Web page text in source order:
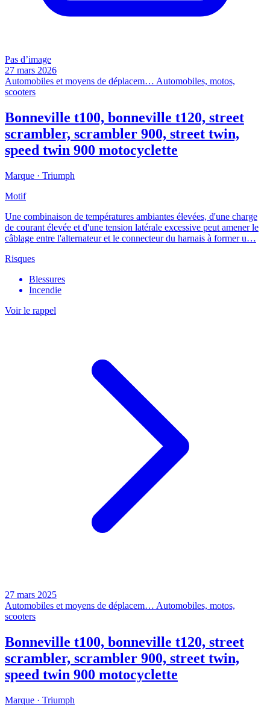
Pas d’image
27 mars 2026
Automobiles et moyens de déplacem… Automobiles, motos,
scooters
Bonneville t100, bonneville t120, street
scrambler, scrambler 900, street twin,
speed twin 900 motocyclette
Marque · Triumph
Motif
Une combinaison de températures ambiantes élevées, d'une charge
de courant élevée et d'une tension latérale excessive peut amener le
câblage entre l'alternateur et le connecteur du harnais à former u…
Risques
Blessures
Incendie
Voir le rappel
27 mars 2025
Automobiles et moyens de déplacem… Automobiles, motos,
scooters
Bonneville t100, bonneville t120, street
scrambler, scrambler 900, street twin,
speed twin 900 motocyclette
Marque · Triumph